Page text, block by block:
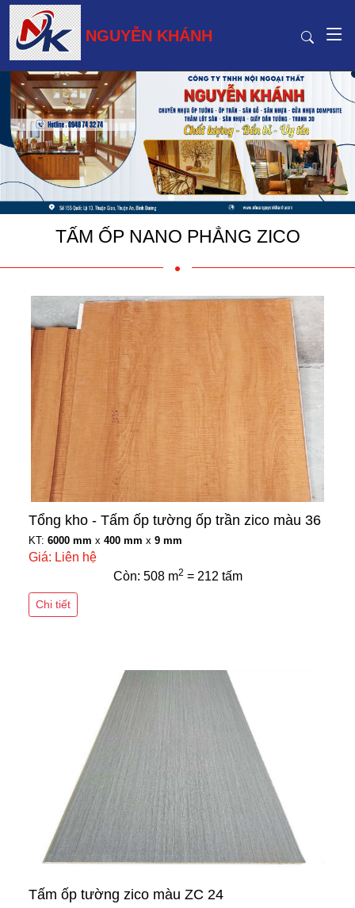
NGUYỄN KHÁNH
TẤM ỐP NANO PHẲNG ZICO
Tổng kho - Tấm ốp tường ốp trần zico màu 36
KT: 6000 mm x 400 mm x 9 mm
Giá: Liên hệ
Còn: 508 m2 = 212 tấm
Chi tiết
Tấm ốp tường zico màu ZC 24